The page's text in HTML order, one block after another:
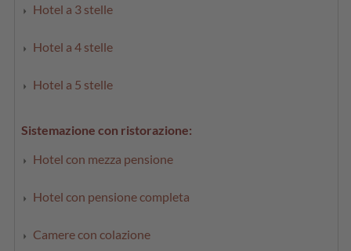
Hotel a 3 stelle
Hotel a 4 stelle
Hotel a 5 stelle
Sistemazione con ristorazione:
Hotel con mezza pensione
Hotel con pensione completa
Camere con colazione